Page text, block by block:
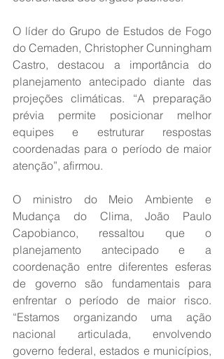
O líder do Grupo de Estudos de Fogo
do Cemaden, Christopher Cunningham
Castro, destacou a importância do
planejamento antecipado diante das
projeções climáticas. “A preparação
prévia permite posicionar melhor
equipes e estruturar respostas
coordenadas para o período de maior
atenção”, afirmou.
O ministro do Meio Ambiente e
Mudança do Clima, João Paulo
Capobianco, ressaltou que o
planejamento antecipado e a
coordenação entre diferentes esferas
de governo são fundamentais para
enfrentar o período de maior risco.
“Estamos organizando uma ação
nacional articulada, envolvendo
governo federal, estados e municípios,